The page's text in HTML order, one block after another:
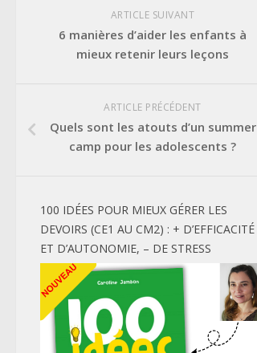
ARTICLE SUIVANT
6 manières d’aider les enfants à
mieux retenir leurs leçons
ARTICLE PRÉCÉDENT
Quels sont les atouts d’un summer
camp pour les adolescents ?
100 IDÉES POUR MIEUX GÉRER LES
DEVOIRS (CE1 AU CM2) : + D’EFFICACITÉ
ET D’AUTONOMIE, – DE STRESS